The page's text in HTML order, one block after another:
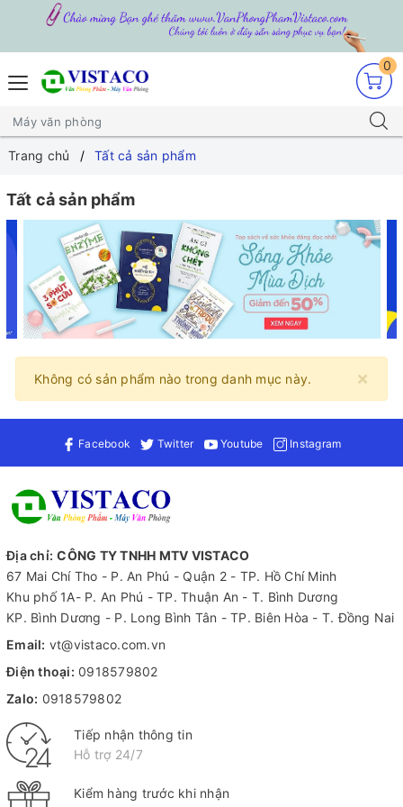
0
Trang chủ Tất cả sản phẩm
Tất cả sản phẩm
×
Không có sản phẩm nào trong danh mục này.
Facebook Twitter Youtube Instagram
Địa chỉ: CÔNG TY TNHH MTV VISTACO
67 Mai Chí Tho - P. An Phú - Quận 2 - TP. Hồ Chí Minh
Khu phố 1A- P. An Phú - TP. Thuận An - T. Bình Dương
KP. Bình Dương - P. Long Bình Tân - TP. Biên Hòa - T. Đồng Nai
Email: vt@vistaco.com.vn
Điện thoại: 0918579802
Zalo: 0918579802
Tiếp nhận thông tin
Hỗ trợ 24/7
Kiểm hàng trước khi nhận